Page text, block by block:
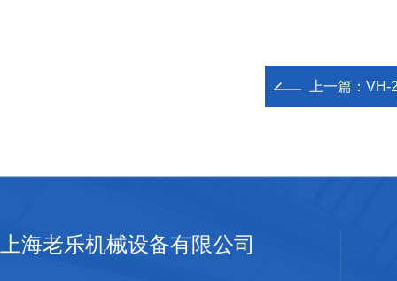
上一篇： VH-
上海老乐机械设备有限公司